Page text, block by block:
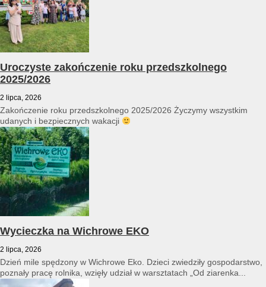
Uroczyste zakończenie roku przedszkolnego
2025/2026
2 lipca, 2026
Zakończenie roku przedszkolnego 2025/2026 Życzymy wszystkim
udanych i bezpiecznych wakacji
Wycieczka na Wichrowe EKO
2 lipca, 2026
Dzień mile spędzony w Wichrowe Eko. Dzieci zwiedziły gospodarstwo,
poznały pracę rolnika, wzięły udział w warsztatach „Od ziarenka...